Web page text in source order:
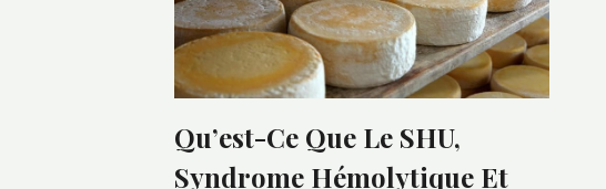
Qu’est-Ce Que Le SHU,
Syndrome Hémolytique Et